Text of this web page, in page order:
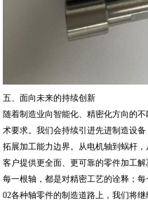
五、面向未来的持续创新
随着制造业向智能化、精密化方向的
术要求。我们会持续引进先进制造设
拓展加工能力边界。从电机轴到蜗杆
客户提供更全面、更可靠的零件加工解
每一根轴，都是对精密工艺的诠释；
02各种轴零件的制造道路上，我们将